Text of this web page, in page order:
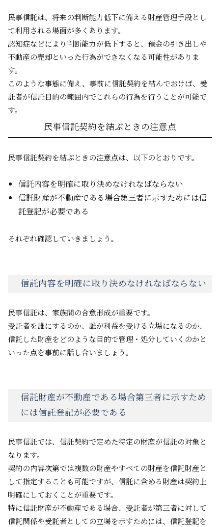
民事信託は、将来の判断能力低下に備える財産管理手段とし
て利用される場面が多くあります。
認知症などにより判断能力が低下すると、預金の引き出しや
不動産の売却といった行為ができなくなる可能性がありま
す。
このような事態に備え、事前に信託契約を結んでおけば、受
託者が信託目的の範囲内でこれらの行為を行うことが可能で
す。
民事信託契約を結ぶときの注意点
民事信託契約を結ぶときの注意点は、以下のとおりです。
信託内容を明確に取り決めなけれなばならない
信託財産が不動産である場合第三者に示すためには信
託登記が必要である
それぞれ確認していきましょう。
信託内容を明確に取り決めなけれなばならない
民事信託は、家族間の合意形成が重要です。
受託者を誰にするのか、誰が利益を受ける立場になるのか、
信託した財産をどのような目的で管理・処分していくのかと
いった点を事前に話し合いましょう。
信託財産が不動産である場合第三者に示すため
には信託登記が必要である
民事信託では、信託契約で定めた特定の財産が信託の対象と
なります。
契約の内容次第では複数の財産やすべての財産を信託財産と
して指定することも可能ですが、信託に含める財産は契約上
明確にしておくことが重要です。
特に信託財産が不動産である場合、受託者が第三者に対して
信託関係や受託者としての立場を示すためには、信託登記を